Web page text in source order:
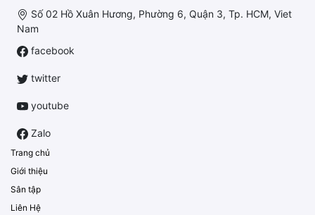
Số 02 Hồ Xuân Hương, Phường 6, Quận 3, Tp. HCM, Viet
Nam
facebook
twitter
youtube
Zalo
Trang chủ
Giới thiệu
Sân tập
Liên Hệ